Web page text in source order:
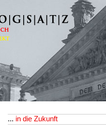
... in die Zukunft